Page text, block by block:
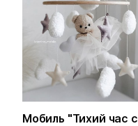
Мобиль "Тихий час с